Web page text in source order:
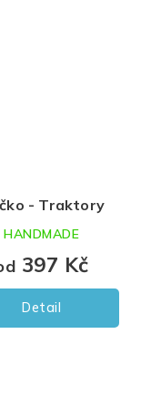
- Traktory
397 Kč
Detail
HANDMADE